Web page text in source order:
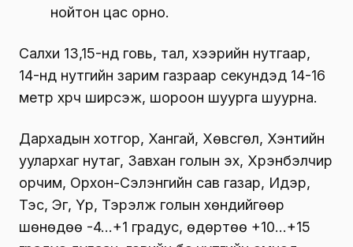
нойтон цас орно.
Салхи 13,15-нд говь, тал, хээрийн нутгаар,
14-нд нутгийн зарим газраар секундэд 14-16
метр хүрч ширүүсэж, шороон шуурга шуурна.
Дархадын хотгор, Хангай, Хөвсгөл, Хэнтийн
уулархаг нутаг, Завхан голын эх, Хүрэнбэлчир
орчим, Орхон-Сэлэнгийн сав газар, Идэр,
Тэс, Эг, Үүр, Тэрэлж голын хөндийгөөр
шөнөдөө -4…+1 градус, өдөртөө +10…+15